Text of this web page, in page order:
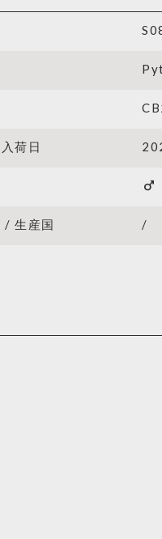
荷日
male
/ 生産国 /